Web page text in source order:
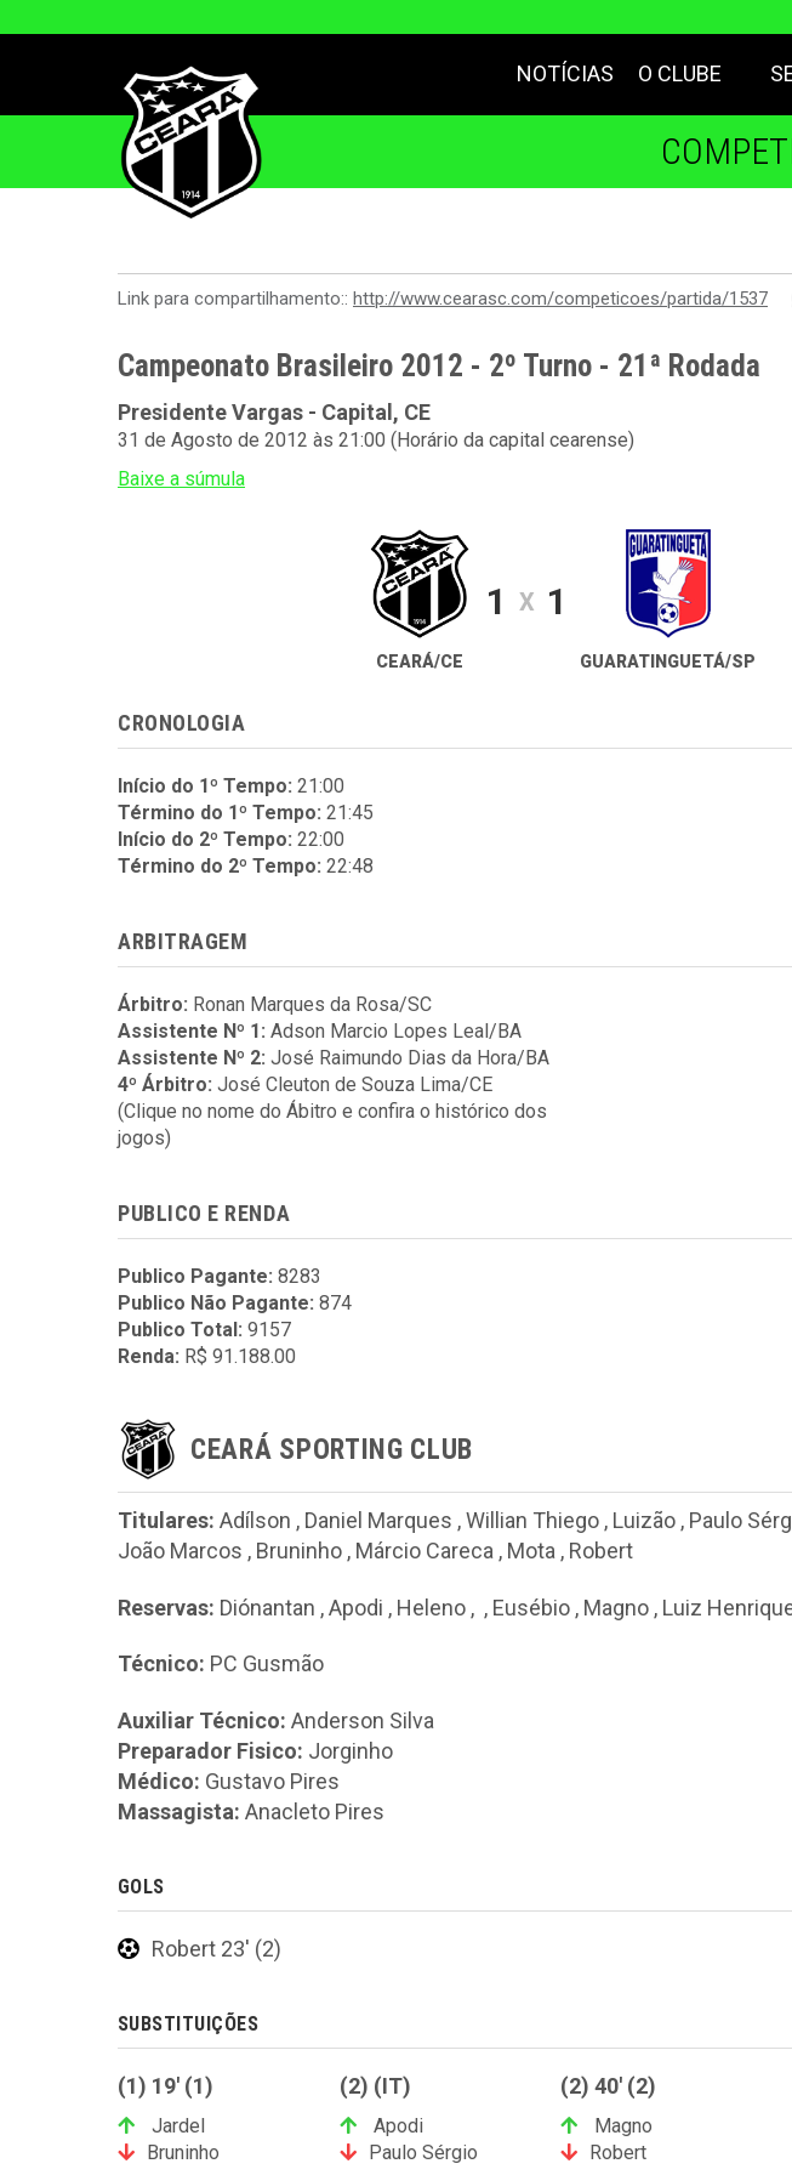
NOTÍCIAS O CLUBE
Link para compartilhamento:: http://www.cearasc.com/competicoes/partida/1537
Campeonato Brasileiro 2012 - 2º Turno - 21ª Rodada
Presidente Vargas - Capital, CE
31 de Agosto de 2012 às 21:00 (Horário da capital cearense)
Baixe a súmula
CEARÁ/CE
1 X 1
GUARATINGUETÁ/SP
CRONOLOGIA
Início do 1º Tempo: 21:00
Término do 1º Tempo: 21:45
Início do 2º Tempo: 22:00
Término do 2º Tempo: 22:48
ARBITRAGEM
Árbitro: Ronan Marques da Rosa/SC
Assistente Nº 1: Adson Marcio Lopes Leal/BA
Assistente Nº 2: José Raimundo Dias da Hora/BA
4º Árbitro: José Cleuton de Souza Lima/CE
(Clique no nome do Ábitro e confira o histórico dos
jogos)
PUBLICO E RENDA
Publico Pagante: 8283
Publico Não Pagante: 874
Publico Total: 9157
Renda: R$ 91.188.00
CEARÁ SPORTING CLUB
Titulares: Adílson , Daniel Marques ,Willian Thiego , Luizão , Paulo
João Marcos , Bruninho , Márcio Careca , Mota , Robert
Reservas: Diónantan ,Apodi , Heleno , , Eusébio , Magno , Luiz
Técnico: PC Gusmão
Auxiliar Técnico: Anderson Silva
Preparador Fisico: Jorginho
Médico: Gustavo Pires
Massagista: Anacleto Pires
GOLS
Robert 23' (2)
SUBSTITUIÇÕES
(1) 19' (1)
Jardel
Bruninho
(2) (IT)
Apodi
Paulo Sérgio
(2) 40' (2)
Magno
Robert